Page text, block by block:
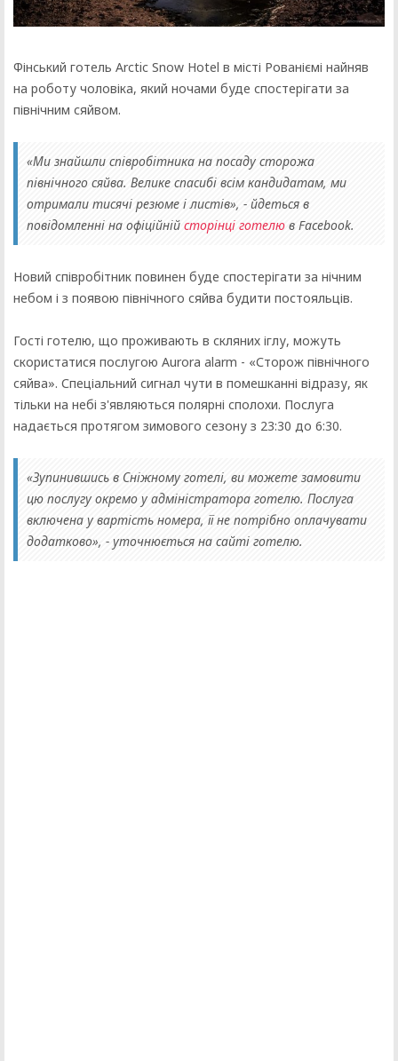
Фінський готель Arctic Snow Hotel в місті Рованіємі найняв
на роботу чоловіка, який ночами буде спостерігати за
північним сяйвом.
«Ми знайшли співробітника на посаду сторожа
північного сяйва. Велике спасибі всім кандидатам, ми
отримали тисячі резюме і листів», - йдеться в
повідомленні на офіційній сторінці готелю в Facebook.
Новий співробітник повинен буде спостерігати за нічним
небом і з появою північного сяйва будити постояльців.
Гості готелю, що проживають в скляних іглу, можуть
скористатися послугою Aurora alarm - «Сторож північного
сяйва». Спеціальний сигнал чути в помешканні відразу, як
тільки на небі з'являються полярні сполохи. Послуга
надається протягом зимового сезону з 23:30 до 6:30.
«Зупинившись в Сніжному готелі, ви можете замовити
цю послугу окремо у адміністратора готелю. Послуга
включена у вартість номера, її не потрібно оплачувати
додатково», - уточнюється на сайті готелю.